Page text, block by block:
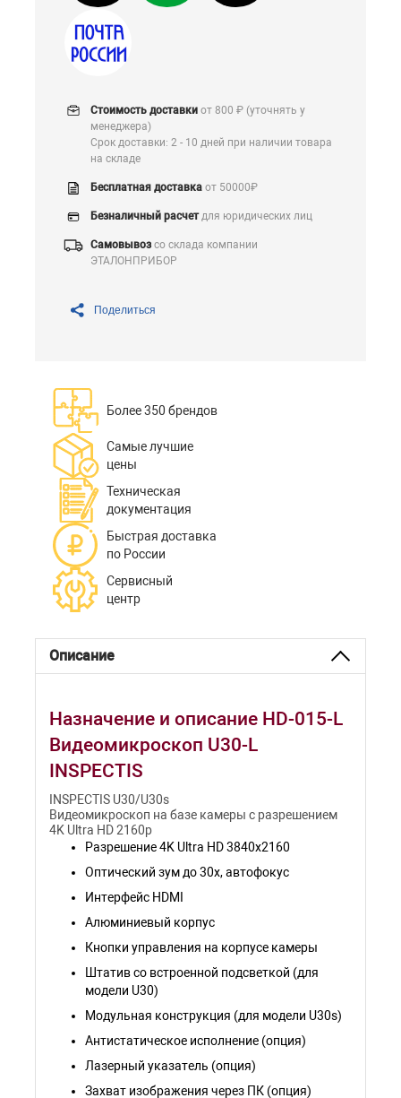
Стоимость доставки от 800 ₽ (уточнять у
менеджера)
Срок доставки: 2 - 10 дней при наличии товара
на складе
Бесплатная доставка от 50000₽
Безналичный расчетдля юридических лиц
Самовывозсо склада компании
ЭТАЛОНПРИБОР
Поделиться
Более 350 брендов
Самые лучшие
цены
Техническая
документация
Быстрая доставка
по России
Сервисный
центр
Описание
Назначение и описание HD-015-L
Видеомикроскоп U30-L
INSPECTIS
INSPECTIS U30/U30s
Видеомикроскоп на базе камеры с разрешением
4K Ultra HD 2160p
Разрешение 4K Ultra HD 3840х2160
Оптический зум до 30х, автофокус
Интерфейс HDMI
Алюминиевый корпус
Кнопки управления на корпусе камеры
Штатив со встроенной подсветкой (для
модели U30)
Модульная конструкция (для модели U30s)
Антистатическое исполнение (опция)
Лазерный указатель (опция)
Захват изображения через ПК (опция)